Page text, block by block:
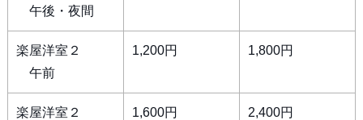
午後・夜間
楽屋洋室２
午前
1,200円 1,800円
楽屋洋室２
1,600円 2,400円